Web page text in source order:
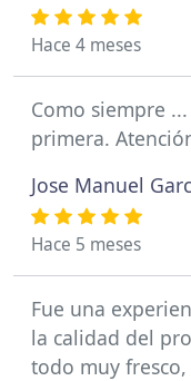
Hace 4 meses
Como siempre
primera.
Jose Manuel
Hace 5 meses
Fue una
la calidad del
todo muy fresco,